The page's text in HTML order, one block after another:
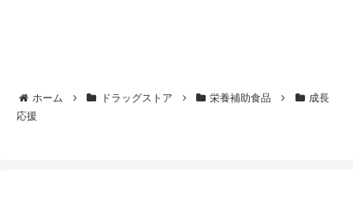
ホーム ドラッグストア 栄養補助食品
成長
応援